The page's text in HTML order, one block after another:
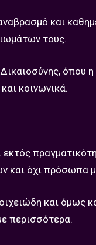
και
τους.
όπου
κοινωνικά.
και όχι πρόσωπα
και όμως
περισσότερα.